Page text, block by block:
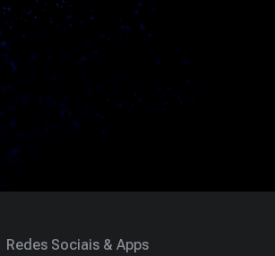
Redes Sociais & Apps